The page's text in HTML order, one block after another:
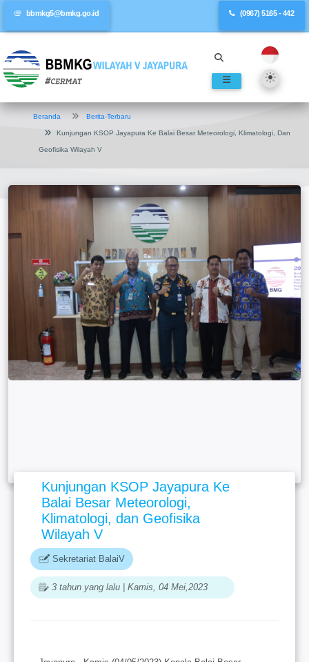
bbmkg5@bmkg.go.id (0967) 5165 - 442
Beranda Berita-Terbaru
Kunjungan KSOP Jayapura Ke Balai Besar Meteorologi, Klimatologi, Dan
Geofisika Wilayah V
Kunjungan KSOP Jayapura Ke
Balai Besar Meteorologi,
Klimatologi, dan Geofisika
Wilayah V
Sekretariat BalaiV
3 tahun yang lalu | Kamis, 04 Mei,2023